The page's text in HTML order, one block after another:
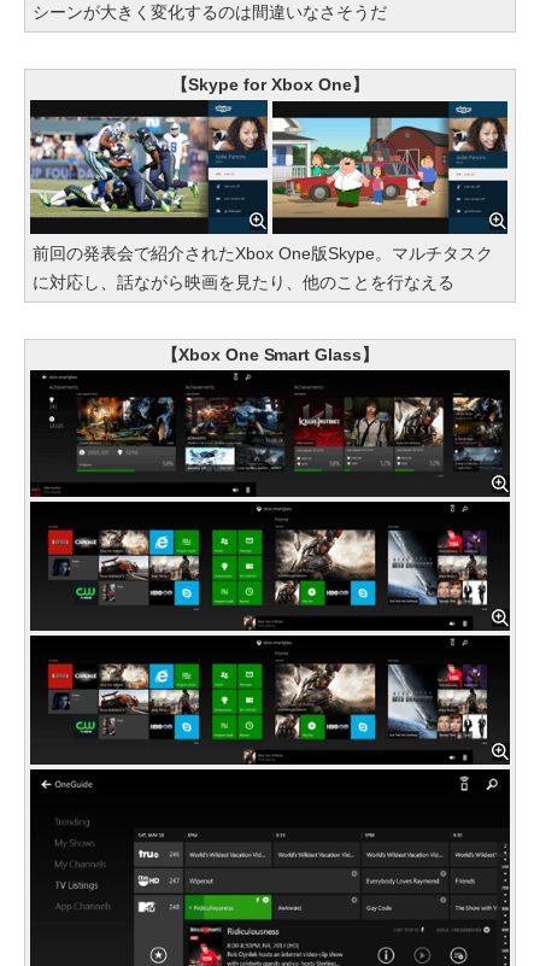
シーンが大きく変化するのは間違いなさそうだ
【Skype for Xbox One】
前回の発表会で紹介されたXbox One版Skype。マルチタスク
に対応し、話ながら映画を見たり、他のことを行なえる
【Xbox One Smart Glass】